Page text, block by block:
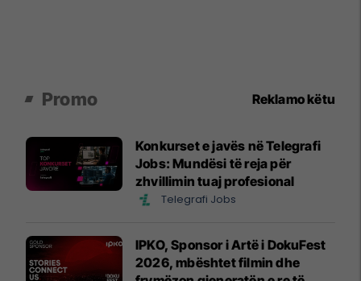
Promo Reklamo këtu
Konkurset e javës në Telegrafi
Jobs: Mundësi të reja për
zhvillimin tuaj profesional
Telegrafi Jobs
IPKO, Sponsor i Artë i DokuFest
2026, mbështet filmin dhe